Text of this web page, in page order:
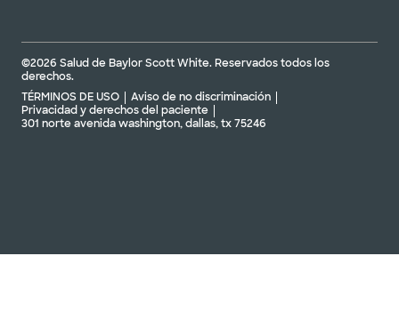
©2026 Salud de Baylor Scott White. Reservados todos los
derechos.
TÉRMINOS DE USO
Aviso de no discriminación
Privacidad y derechos del paciente
301 norte avenida washington, dallas, tx 75246